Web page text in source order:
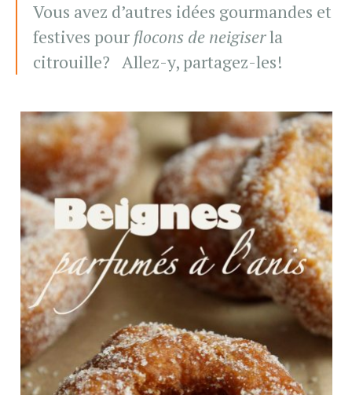
Vous avez d’autres idées gourmandes et
festives pour flocons de neigiserla
citrouille? Allez-y, partagez-les!